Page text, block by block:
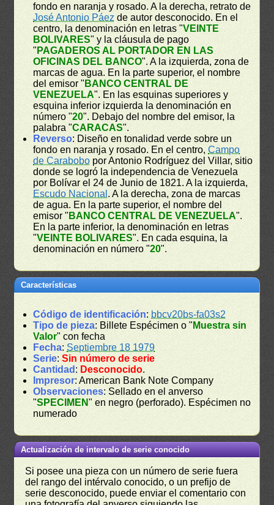
fondo en naranja y rosado. A la derecha, retrato de
José Antonio Páez de autor desconocido. En el
centro, la denominación en letras "VEINTE
BOLIVARES" y la cláusula de pago
" PAGADEROS AL PORTADOR EN LAS
OFICINAS DEL BANCO". A la izquierda, zona de
marcas de agua. En la parte superior, el nombre
del emisor " BANCO CENTRAL DE
VENEZUELA". En las esquinas superiores y
esquina inferior izquierda la denominación en
número "20". Debajo del nombre del emisor, la
palabra "CARACAS".
Reverso: Diseño en tonalidad verde sobre un
fondo en naranja y rosado. En el centro,Campo
de Carabobo por Antonio Rodríguez del Villar, sitio
donde se logró la independencia de Venezuela
por Bolívar el 24 de Junio de 1821. A la izquierda,
Escudo Nacional . A la derecha, zona de marcas
de agua. En la parte superior, el nombre del
emisor " BANCO CENTRAL DE VENEZUELA".
En la parte inferior, la denominación en letras
"VEINTE BOLIVARES". En cada esquina, la
denominación en número "20".
Características
Código de identificación: bbcv20bs-fa03s2
Tipo de pieza: Billete Espécimen o " Muestra sin
Valor" con fecha
Fecha: Septiembre 18 1979
Serie:Sin número de serie
Cantidad : Desconocido.
Impresor: American Bank Note Company
Observaciones: Sellado en el anverso
"SPECIMEN" en negro (perforado). Espécimen no
numerado
Actualización de intervalo de serie conocido
Si posee una pieza con un número de serie fuera
del rango del intérvalo conocido, o un prefijo de
serie desconocido, puede enviar el comentario con